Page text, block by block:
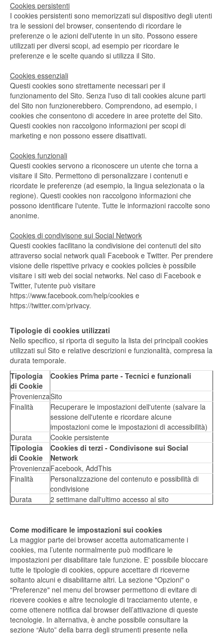
Cookies persistenti
I cookies persistenti sono memorizzati sul dispositivo degli utenti
tra le sessioni del browser, consentendo di ricordare le
preferenze o le azioni dell'utente in un sito. Possono essere
utilizzati per diversi scopi, ad esempio per ricordare le
preferenze e le scelte quando si utilizza il Sito.
Cookies essenziali
Questi cookies sono strettamente necessari per il
funzionamento del Sito. Senza l'uso di tali cookies alcune parti
del Sito non funzionerebbero. Comprendono, ad esempio, i
cookies che consentono di accedere in aree protette del Sito.
Questi cookies non raccolgono informazioni per scopi di
marketing e non possono essere disattivati.
Cookies funzionali
Questi cookies servono a riconoscere un utente che torna a
visitare il Sito. Permettono di personalizzare i contenuti e
ricordate le preferenze (ad esempio, la lingua selezionata o la
regione). Questi cookies non raccolgono informazioni che
possono identificare l'utente. Tutte le informazioni raccolte sono
anonime.
Cookies di condivisone sui Social Network
Questi cookies facilitano la condivisione dei contenuti del sito
attraverso social network quali Facebook e Twitter. Per prendere
visione delle rispettive privacy e cookies policies è possibile
visitare i siti web dei social networks. Nel caso di Facebook e
Twitter, l'utente può visitare
https://www.facebook.com/help/cookies e
https://twitter.com/privacy.
Tipologie di cookies utilizzati
Nello specifico, si riporta di seguito la lista dei principali cookies
utilizzati sul Sito e relative descrizioni e funzionalità, compresa la
durata temporale.
Tipologia
di Cookie
Cookies Prima parte - Tecnici e funzionali
ProvenienzaSito
Finalità
Recuperare le impostazioni dell'utente (salvare la
sessione dell'utente e ricordare alcune
impostazioni come le impostazioni di accessibilità)
Durata
Cookie persistente
Tipologia
di Cookie
Cookies di terzi - Condivisone sui Social
Network
ProvenienzaFacebook, AddThis
Finalità
Personalizzazione del contenuto e possibilità di
condivisione
Durata
2 settimane dall'ultimo accesso al sito
Come modificare le impostazioni sui cookies
La maggior parte dei browser accetta automaticamente i
cookies, ma l’utente normalmente può modificare le
impostazioni per disabilitare tale funzione. E' possibile bloccare
tutte le tipologie di cookies, oppure accettare di riceverne
soltanto alcuni e disabilitarne altri. La sezione "Opzioni" o
"Preferenze" nel menu del browser permettono di evitare di
ricevere cookies e altre tecnologie di tracciamento utente, e
come ottenere notifica dal browser dell’attivazione di queste
tecnologie. In alternativa, è anche possibile consultare la
sezione “Aiuto” della barra degli strumenti presente nella